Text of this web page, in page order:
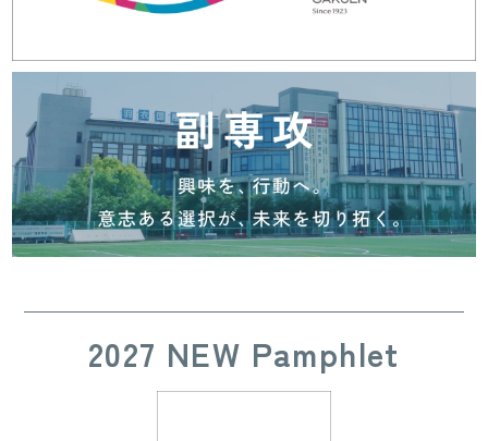
2027 NEW Pamphlet